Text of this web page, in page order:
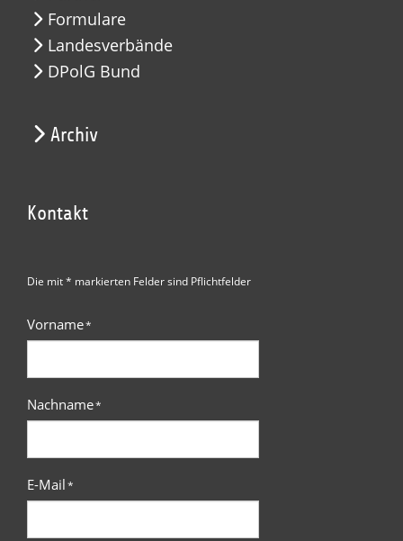
Formulare
Landesverbände
DPolG Bund
Archiv
Kontakt
Die mit * markierten Felder sind Pflichtfelder
Vorname*
Nachname*
E-Mail*